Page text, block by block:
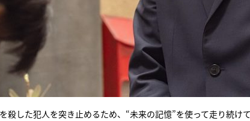
殺した犯人を突き止めるため、“未来の記憶”を使って走り続け